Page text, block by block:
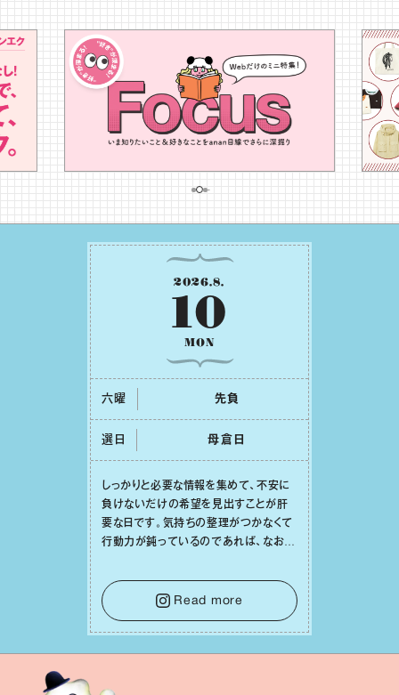
2026.8.
10
MON
六曜 先負
選日 ⺟倉⽇
しっかりと必要な情報を集めて、不安に
負けないだけの希望を⾒出すことが肝
要な⽇です。気持ちの整理がつかなくて
⾏動⼒が鈍っているのであれば、なおさ
を踏み出すのに役⽴つはず。また、広い
意味での「癒し」や「治療」が必要な⽇で
もあり、特に⼈間関係の改善は課題の⼀
つです。
Read more